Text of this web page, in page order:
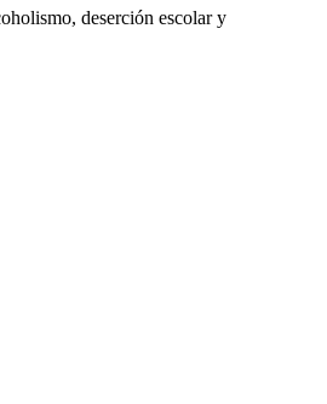
deserción escolar y